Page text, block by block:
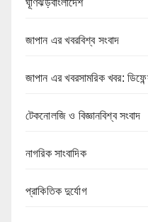
ঘূর্ণিঝড়বাংলাদেশ
জাপান এর খবরবিশ্ব সংবাদ
জাপান এর খবরসামরিক খবর:
টেকনোলজি ও বিজ্ঞানবিশ্ব সংবাদ
নাগরিক সাংবাদিক
প্রাকিতিক দুর্যোগ